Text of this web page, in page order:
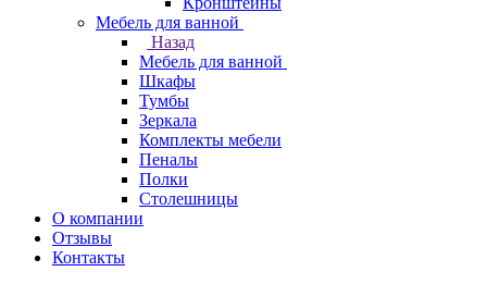
Мебель для ванной
Назад
Мебель для ванной
Шкафы
Тумбы
Зеркала
Комплекты мебели
Пеналы
Полки
Столешницы
О компании
Отзывы
Контакты